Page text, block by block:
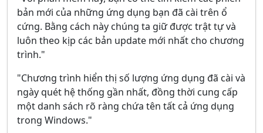
bản mới của những ứng dụng bạn đã cài trên ổ
cứng. Bằng cách này chúng ta giữ được trật tự và
luôn theo kịp các bản update mới nhất cho chương
trình."
"Chương trình hiển thị số lượng ứng dụng đã cài và
ngày quét hệ thống gần nhất, đồng thời cung cấp
một danh sách rõ ràng chứa tên tất cả ứng dụng
trong Windows."